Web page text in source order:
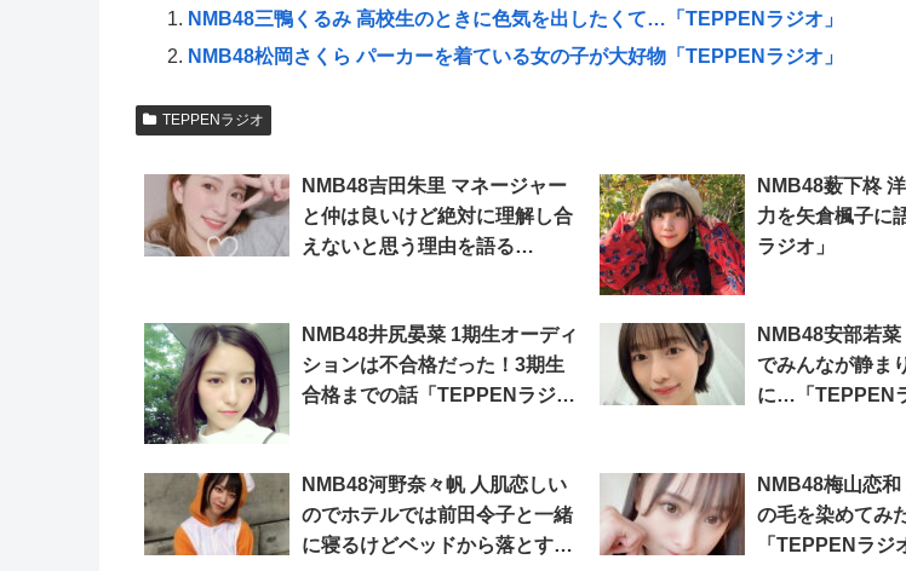
NMB48三鴨くるみ 高校生のときに色気を出したくて…「TEPPENラジオ」
NMB48松岡さくら パーカーを着ている女の子が大好物「TEPPENラジオ」
TEPPENラジオ
NMB48吉田朱里 マネージャー
と仲は良いけど絶対に理解し合
えないと思う理由を語る
NMB48薮下柊
力を矢倉楓子に
ラジオ」
NMB48井尻晏菜 1期生オーディ
ションは不合格だった！3期生
合格までの話「TEPPENラジ
NMB48安部若
でみんなが静ま
に…「TEPPEN
NMB48河野奈々帆 人肌恋しい
のでホテルでは前田令子と一緒
に寝るけどベッドから落とすこ
NMB48梅山恋
の毛を染めてみ
「TEPPENラジ